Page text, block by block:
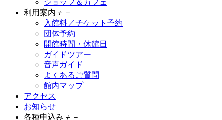
ショップ＆カフェ
利用案内 ＋ －
入館料／チケット予約
団体予約
開館時間・休館日
ガイドツアー
音声ガイド
よくあるご質問
館内マップ
アクセス
お知らせ
各種申込み ＋ －